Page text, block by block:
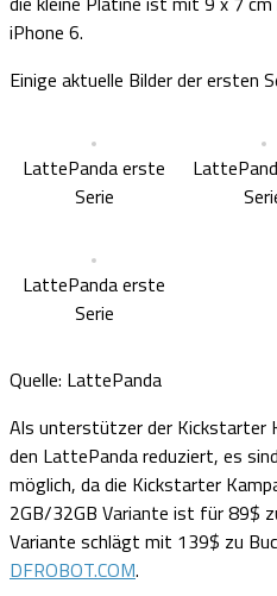
iPhone 6.
Einige aktuelle Bilder der ersten
LattePanda erste
Serie
LattePanda erste
Serie
Quelle: LattePanda
Als unterstützer der Kickstarter
den LattePanda reduziert, es
möglich, da die Kickstarter
2GB/32GB Variante ist für 89$
Variante schlägt mit 139$ zu
DFROBOT.COM.